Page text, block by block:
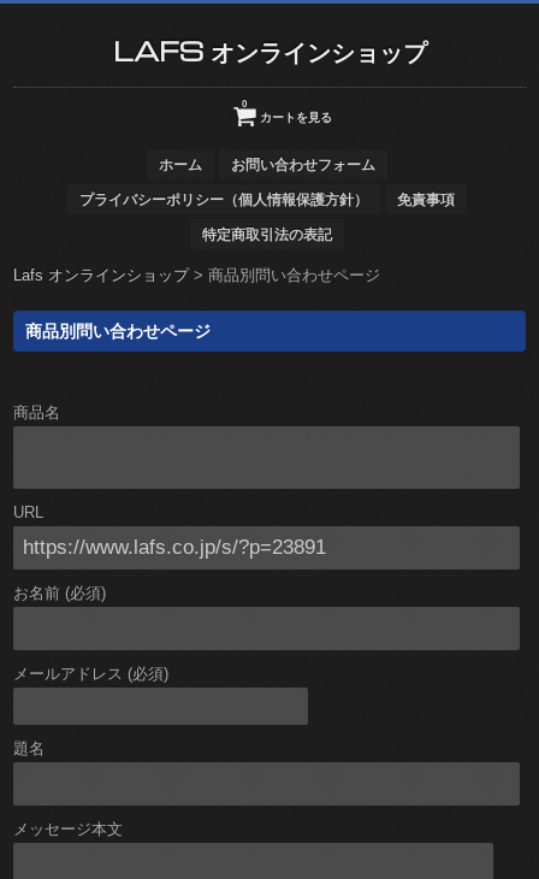
LAFS オンラインショップ
カートを見る
0
ホーム お問い合わせフォーム
プライバシーポリシー（個人情報保護方針） 免責事項
特定商取引法の表記
Lafs オンラインショップ>商品別問い合わせページ
商品別問い合わせページ
商品名
URL
お名前 (必須)
メールアドレス (必須)
題名
メッセージ本文